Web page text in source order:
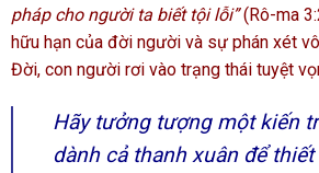
pháp cho người ta biết tội lỗi”(Rô-ma
hữu hạn của đời người và sự phán xét
Đời, con người rơi vào trạng thái tuyệt
Hãy tưởng tượng một kiến
dành cả thanh xuân để